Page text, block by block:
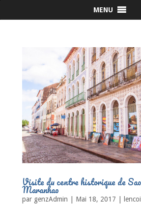
MENU
Visite du centre historique de
Maranhao
par genzAdmin Mai 18, 2017